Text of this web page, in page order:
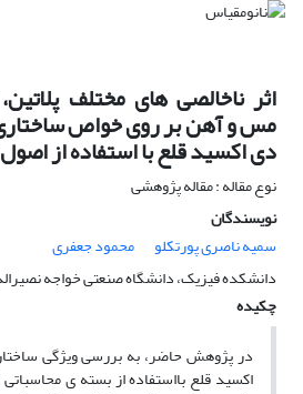
اثر ناخالصی های مختلف پلاتین،
مس و آهن بر روی خواص ساختاری
دی اکسید قلع با استفاده از
نوع مقاله : مقاله پژوهشی
نویسندگان
سمیه ناصری پورتکلو
محمود جعفری
دانشکده فیزیک، دانشگاه صنعتی خواجه
چکیده
در پژوهش حاضر، به بررسی ویژگی
اکسید قلع بااستفاده از بسته ی